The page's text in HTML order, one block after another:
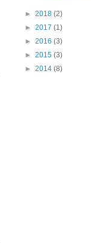
► 2018 (2)
► 2017 (1)
► 2016 (3)
► 2015 (3)
► 2014 (8)